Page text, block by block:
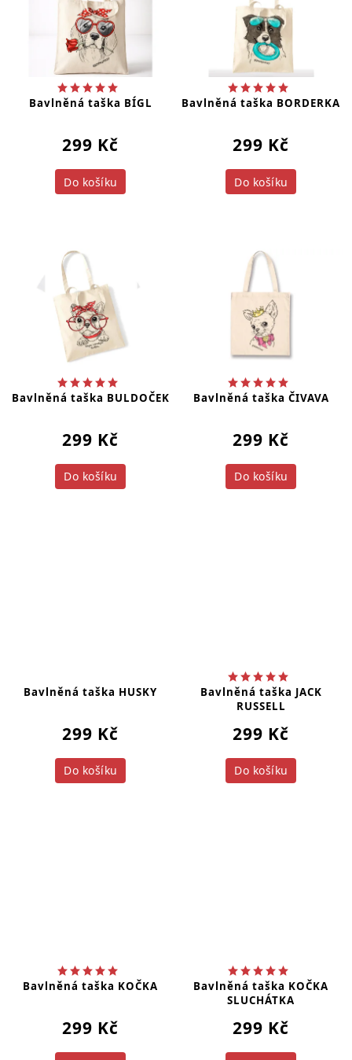
Bavlněná taška BÍGL
299 Kč
Do košíku
Bavlněná taška BORDERKA
299 Kč
Do košíku
Bavlněná taška BULDOČEK
299 Kč
Do košíku
Bavlněná taška ČIVAVA
299 Kč
Do košíku
Bavlněná taška HUSKY
299 Kč
Do košíku
Bavlněná taška JACK
RUSSELL
299 Kč
Do košíku
Bavlněná taška KOČKA
299 Kč
Bavlněná taška KOČKA
SLUCHÁTKA
299 Kč